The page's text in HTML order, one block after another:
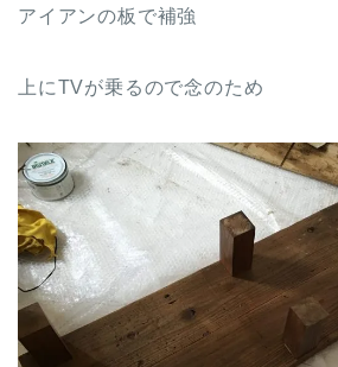
アイアンの板で補強
上にTVが乗るので念のため